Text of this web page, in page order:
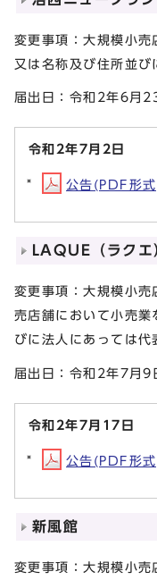
変更事項：大規模小売
又は名称及び住所並び
届出日：令和2年6月
令和2年7月2日
公告(PDF形
LAQUE（ラクエ
変更事項：大規模小売
売店舗において小売業
びに法人にあっては代
届出日：令和2年7月9
令和2年7月17日
公告(PDF形
新風館
変更事項：大規模小売